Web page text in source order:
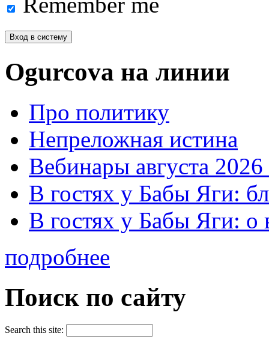
Ogurcova на линии
Про политику
Непреложная истина
Вебинары августа 2026
В гостях у Бабы Яги:
В гостях у Бабы Яги:
подробнее
Поиск по сайту
Search this site: